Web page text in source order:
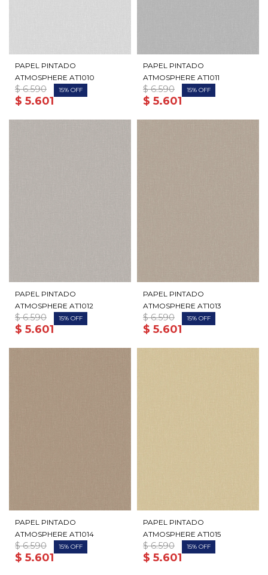
PAPEL PINTADO
ATMOSPHERE AT1010
$ 5.601
$ 6.590 15
PAPEL PINTADO
ATMOSPHERE AT1011
$ 5.601
$ 6.590 15
PAPEL PINTADO
ATMOSPHERE AT1012
$ 5.601
$ 6.590 15
PAPEL PINTADO
ATMOSPHERE AT1013
$ 5.601
$ 6.590 15
PAPEL PINTADO
ATMOSPHERE AT1014
$ 5.601
$ 6.590 15
PAPEL PINTADO
ATMOSPHERE AT1015
$ 5.601
$ 6.590 15